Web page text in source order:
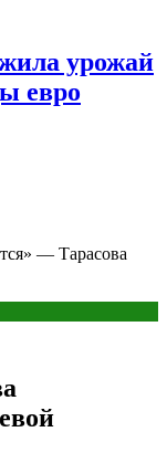
урожай
евро
— Тарасова